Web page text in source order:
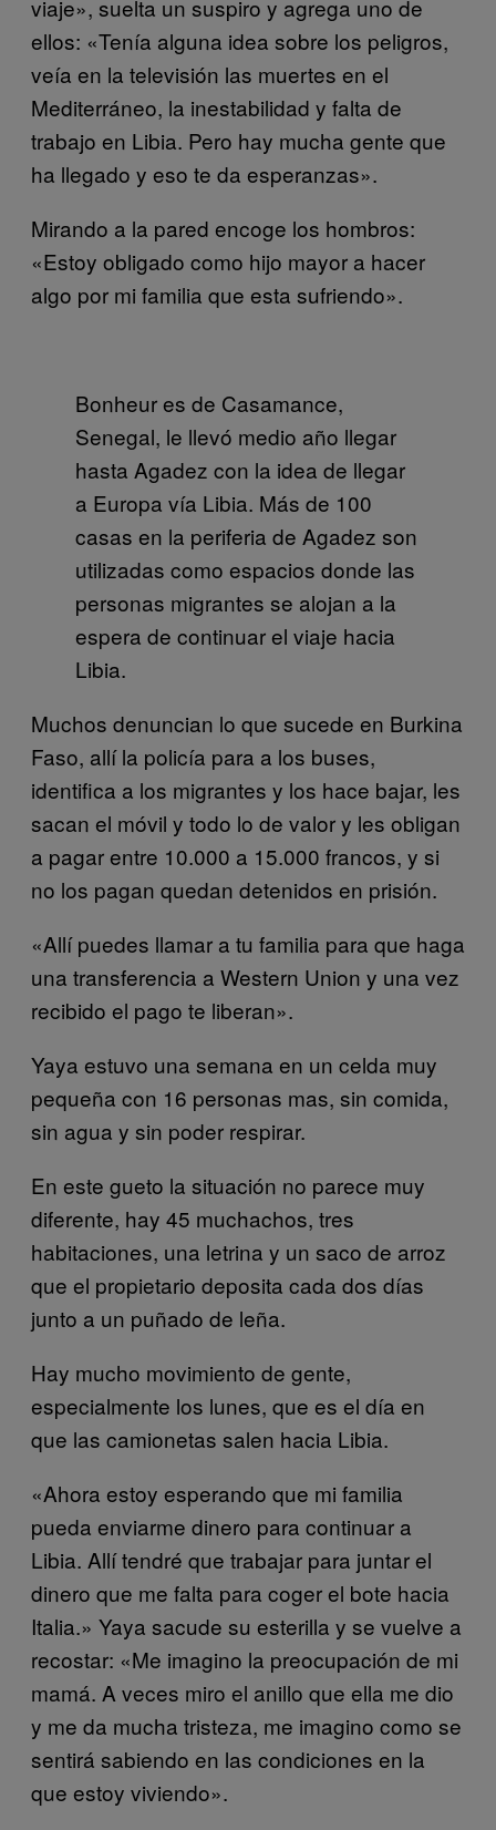
viaje», suelta un suspiro y agrega uno de
ellos: «Tenía alguna idea sobre los peligros,
veía en la televisión las muertes en el
Mediterráneo, la inestabilidad y falta de
trabajo en Libia. Pero hay mucha gente que
ha llegado y eso te da esperanzas».
Mirando a la pared encoge los hombros:
«Estoy obligado como hijo mayor a hacer
algo por mi familia que esta sufriendo».
Bonheur es de Casamance,
Senegal, le llevó medio año llegar
hasta Agadez con la idea de llegar
a Europa vía Libia. Más de 100
casas en la periferia de Agadez son
utilizadas como espacios donde las
personas migrantes se alojan a la
espera de continuar el viaje hacia
Libia.
Muchos denuncian lo que sucede en Burkina
Faso, allí la policía para a los buses,
identifica a los migrantes y los hace bajar, les
sacan el móvil y todo lo de valor y les obligan
a pagar entre 10.000 a 15.000 francos, y si
no los pagan quedan detenidos en prisión.
«Allí puedes llamar a tu familia para que haga
una transferencia a Western Union y una vez
recibido el pago te liberan».
Yaya estuvo una semana en un celda muy
pequeña con 16 personas mas, sin comida,
sin agua y sin poder respirar.
En este gueto la situación no parece muy
diferente, hay 45 muchachos, tres
habitaciones, una letrina y un saco de arroz
que el propietario deposita cada dos días
junto a un puñado de leña.
Hay mucho movimiento de gente,
especialmente los lunes, que es el día en
que las camionetas salen hacia Libia.
«Ahora estoy esperando que mi familia
pueda enviarme dinero para continuar a
Libia. Allí tendré que trabajar para juntar el
dinero que me falta para coger el bote hacia
Italia.» Yaya sacude su esterilla y se vuelve a
recostar: «Me imagino la preocupación de mi
mamá. A veces miro el anillo que ella me dio
y me da mucha tristeza, me imagino como se
sentirá sabiendo en las condiciones en la
que estoy viviendo».